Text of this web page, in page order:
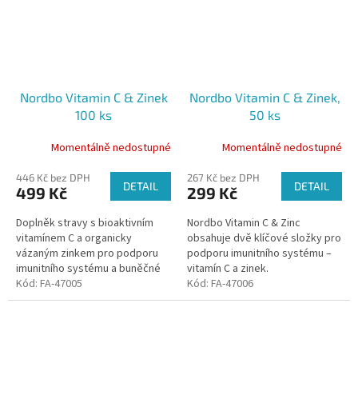
Nordbo Vitamin C & Zinek
100 ks
Momentálně nedostupné
446 Kč bez DPH
499 Kč DETAIL
Doplněk stravy s bioaktivním
vitamínem C a organicky
vázaným zinkem pro podporu
imunitního systému a buněčné
ochrany.
Kód: FA-47005
Nordbo Vitamin C & Zinek,
50 ks
Momentálně nedostupné
267 Kč bez DPH
299 Kč DETAIL
Nordbo Vitamin C & Zinc
obsahuje dvě klíčové složky pro
podporu imunitního systému –
vitamín C a zinek.
Kód: FA-47006